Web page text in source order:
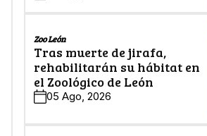
Zoo León
Tras muerte de jirafa,
rehabilitarán su hábitat en
el Zoológico de León
05 Ago, 2026